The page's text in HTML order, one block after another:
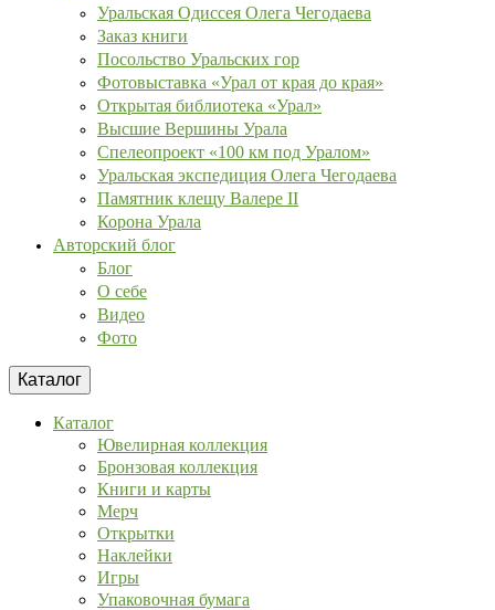
Уральская Одиссея Олега Чегодаева
Заказ книги
Посольство Уральских гор
Фотовыставка «Урал от края до края»
Открытая библиотека «Урал»
Высшие Вершины Урала
Спелеопроект «100 км под Уралом»
Уральская экспедиция Олега Чегодаева
Памятник клещу Валере II
Корона Урала
Авторский блог
Блог
О себе
Видео
Фото
Каталог
Каталог
Ювелирная коллекция
Бронзовая коллекция
Книги и карты
Мерч
Открытки
Наклейки
Игры
Упаковочная бумага